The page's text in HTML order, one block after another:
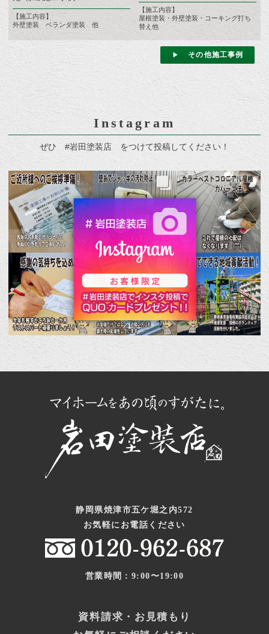
【施工内容】
外壁塗装 ベランダ塗装 他
【施工内容】
屋根塗装・外壁塗装・コーキング打ち
替え他
その他施工事例
Instagram
ぜひ #岩田塗装店 をつけて投稿してください！
静岡県焼津市五ケ堀之内572
お気軽にお電話ください
営業時間：9:00〜19:00
資料請求・お見積もり